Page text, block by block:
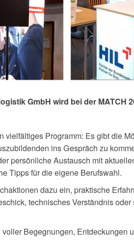
GmbH wird bei der MATCH
vielfältiges Programm: Es gibt die
ins Gespräch zu
persönliche Austausch mit
Tipps für die eigene Berufswahl.
dazu ein, praktische
technisches Verständnis
Begegnungen, Entdeckungen